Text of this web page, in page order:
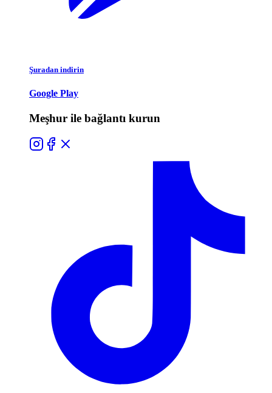
Şuradan indirin
Google Play
Meşhur ile bağlantı kurun